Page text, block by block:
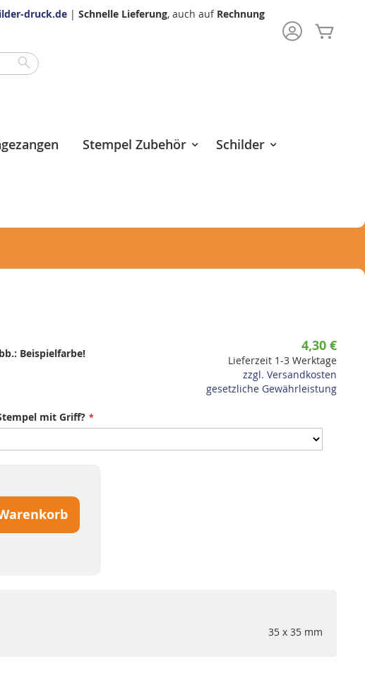
druck.de | Schnelle Lieferung, auch auf Rechnung
Search
Stempel Zubehör Schilder
4,30 €
Lieferzeit 1-3 Werktage
zzgl. Versandkosten
gesetzliche Gewährleistung
Beispielfarbe!
mit Griff?
35 x 35 mm